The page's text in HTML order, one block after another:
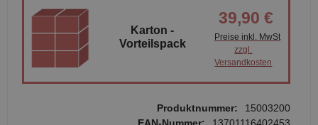
Produktnummer:
15003200
Karton -
Vorteilspack
39,90 €
Preise inkl. MwSt
zzgl.
Versandkosten